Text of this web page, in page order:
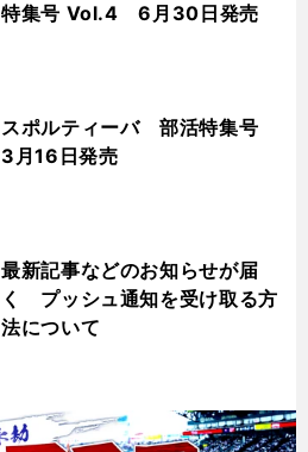
特集号 Vol.4 6月30日発売
スポルティーバ 部活特集号
3月16日発売
最新記事などのお知らせが届
く プッシュ通知を受け取る方
法について